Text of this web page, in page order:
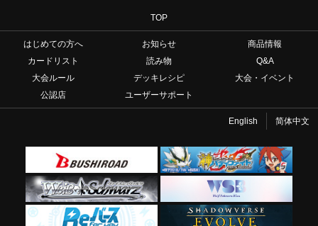
TOP
はじめての方へ お知らせ
商品情報
カードリスト
読み物
Q&A
大会ルール
デッキレシピ
大会・イベント
公認店
ユーザーサポート
English 简体中文